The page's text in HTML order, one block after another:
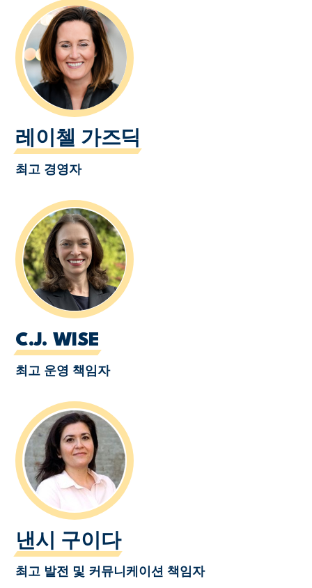
레이첼 가즈딕
최고 경영자
C.J. WISE
최고 운영 책임자
낸시 구이다
최고 발전 및 커뮤니케이션 책임자